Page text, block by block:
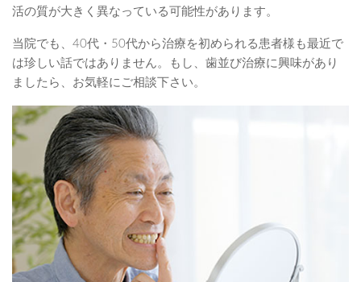
活の質が大きく異なっている可能性があります。
当院でも、40代・50代から治療を初められる患者様も最近で
は珍しい話ではありません。もし、歯並び治療に興味があり
ましたら、お気軽にご相談下さい。